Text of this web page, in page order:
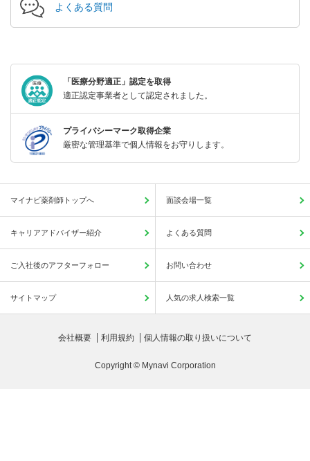
よくある質問
「医療分野適正」認定を取得
適正認定事業者として認定されました。
プライバシーマーク取得企業
厳密な管理基準で個人情報をお守りします。
マイナビ薬剤師トップへ 面談会場一覧
キャリアアドバイザー紹介 よくある質問
ご入社後のアフターフォロー お問い合わせ
サイトマップ 人気の求人検索一覧
会社概要 利用規約 個人情報の取り扱いについて
Copyright © Mynavi Corporation